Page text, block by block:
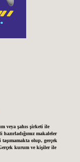
veya şahıs şirketi ile
makaleler
olup, gerçek
kurum ve kişiler ile